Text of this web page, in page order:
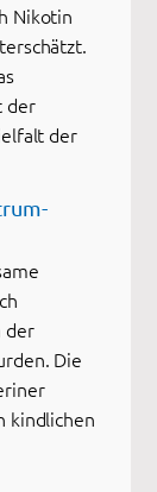
Nikotin
der
der
der
Die
kindlichen